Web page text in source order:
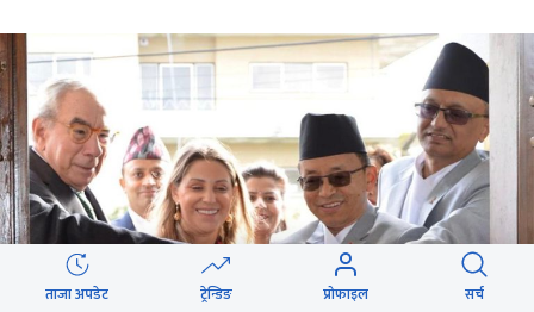
ताजा अपडेट ट्रेन्डिङ प्रोफाइल सर्च